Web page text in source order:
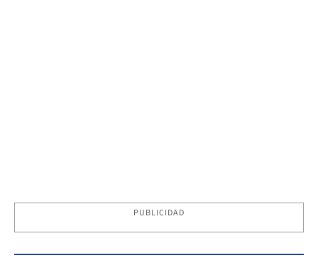
PUBLICIDAD